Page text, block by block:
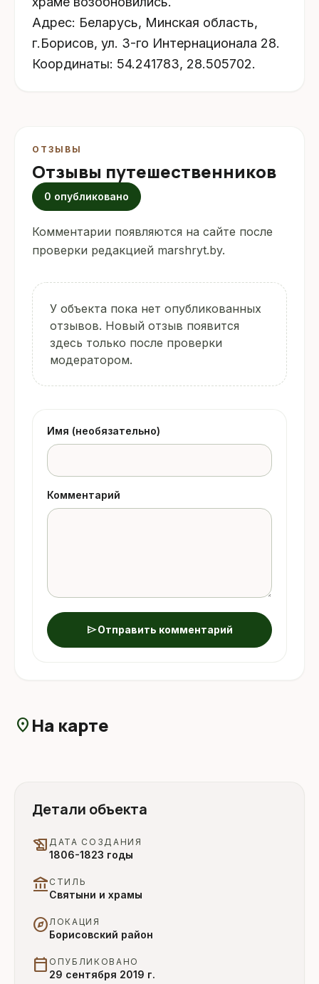
Адрес: Беларусь, Минская область,
г.Борисов, ул. 3-го Интернационала 28.
Координаты: 54.241783, 28.505702.
ОТЗЫВЫ
Отзывы путешественников
0 опубликовано
Комментарии появляются на сайте после
проверки редакцией marshryt.by.
У объекта пока нет опубликованных
отзывов. Новый отзыв появится
здесь только после проверки
модератором.
Имя (необязательно)
Комментарий
sendОтправить комментарий
location_on На карте
Детали объекта
history_edu ДАТА СОЗДАНИЯ
1806-1823 годы
account_balance СТИЛЬ
Святыни и храмы
exploreЛОКАЦИЯ
Борисовский район
calendar_today ОПУБЛИКОВАНО
29 сентября 2019 г.